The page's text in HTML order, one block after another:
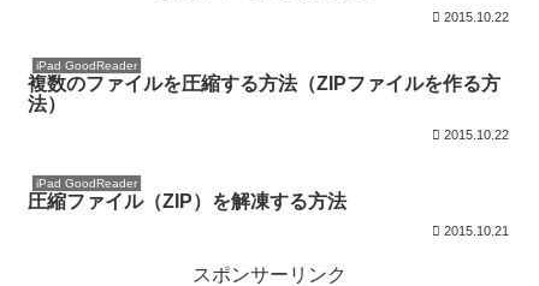
2015.10.22
iPad GoodReader
複数のファイルを圧縮する方法（ZIPファイルを作る方
法）
2015.10.22
iPad GoodReader
圧縮ファイル（ZIP）を解凍する方法
2015.10.21
スポンサーリンク